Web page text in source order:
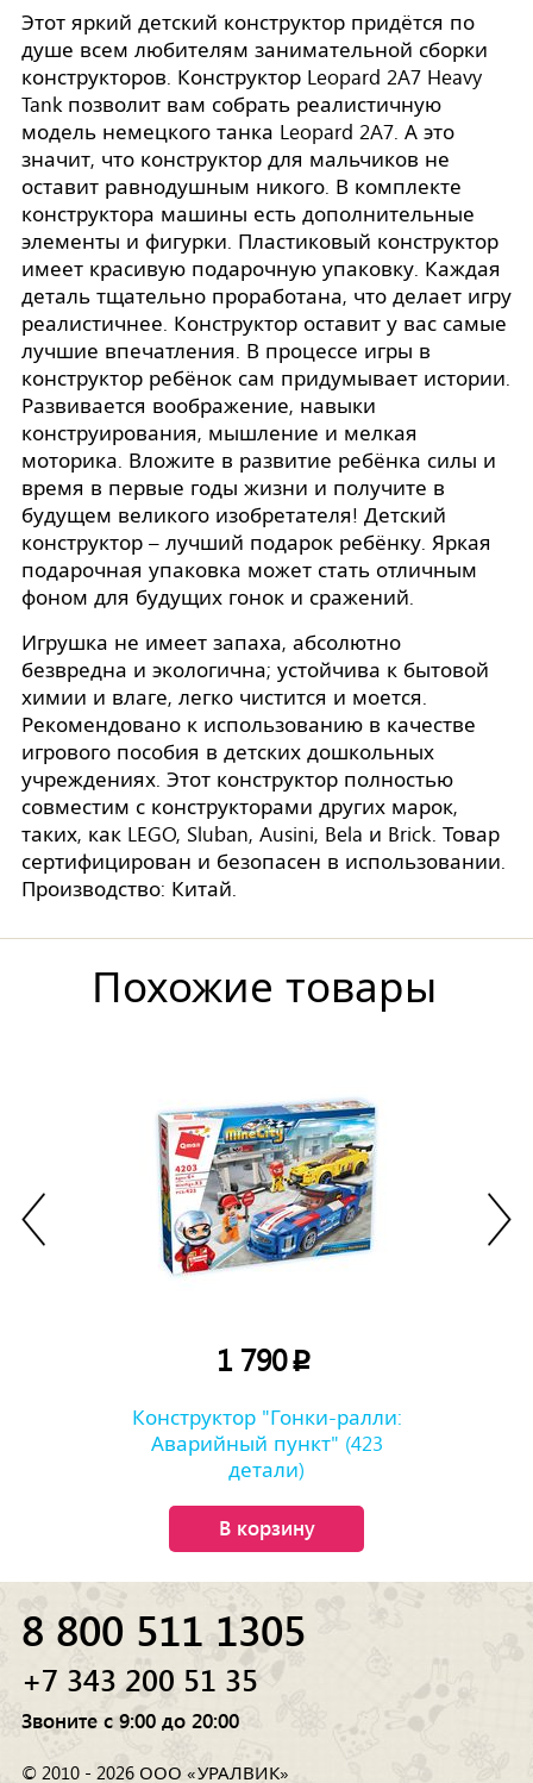
Этот яркий детский конструктор придётся по
душе всем любителям занимательной сборки
конструкторов. Конструктор Leopard 2A7 Heavy
Tank позволит вам собрать реалистичную
модель немецкого танка Leopard 2A7. А это
значит, что конструктор для мальчиков не
оставит равнодушным никого. В комплекте
конструктора машины есть дополнительные
элементы и фигурки. Пластиковый конструктор
имеет красивую подарочную упаковку. Каждая
деталь тщательно проработана, что делает игру
реалистичнее. Конструктор оставит у вас самые
лучшие впечатления. В процессе игры в
конструктор ребёнок сам придумывает истории.
Развивается воображение, навыки
конструирования, мышление и мелкая
моторика. Вложите в развитие ребёнка силы и
время в первые годы жизни и получите в
будущем великого изобретателя! Детский
конструктор – лучший подарок ребёнку. Яркая
подарочная упаковка может стать отличным
фоном для будущих гонок и сражений.
Игрушка не имеет запаха, абсолютно
безвредна и экологична; устойчива к бытовой
химии и влаге, легко чистится и моется.
Рекомендовано к использованию в качестве
игрового пособия в детских дошкольных
учреждениях. Этот конструктор полностью
совместим с конструкторами других марок,
таких, как LEGO, Sluban, Ausini, Bela и Brick. Товар
сертифицирован и безопасен в использовании.
Производство: Китай.
Похожие товары
1 790p
Конструктор "Гонки-ралли:
Аварийный пункт" (423
детали)
В корзину
8 800 511 1305
+7 343 200 51 35
Звоните с 9:00 до 20:00
© 2010 - 2026 ООО «УРАЛВИК»